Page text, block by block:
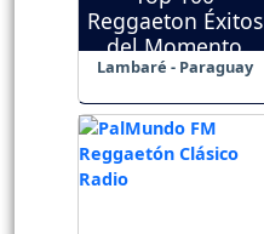
Reggaeton Éxitos
del Momento
Lambaré - Paraguay